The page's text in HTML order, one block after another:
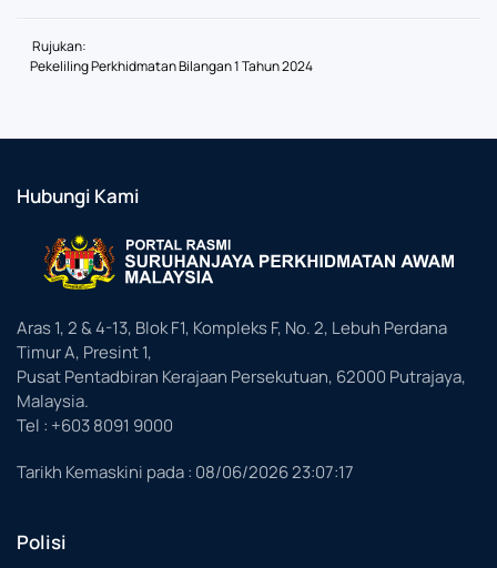
Rujukan:
Pekeliling Perkhidmatan Bilangan 1 Tahun 2024
Hubungi Kami
Aras 1, 2 & 4-13, Blok F1, Kompleks F, No. 2, Lebuh Perdana
Timur A, Presint 1,
Pusat Pentadbiran Kerajaan Persekutuan, 62000 Putrajaya,
Malaysia.
Tel : +603 8091 9000
Tarikh Kemaskini pada : 08/06/2026 23:07:17
Polisi